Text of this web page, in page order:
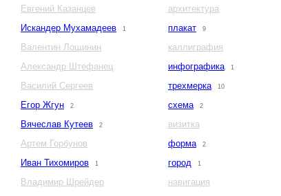
Евгений Казанцев
Искандер Мухамадеев
1
Валентин Лощинин
Александр Штефанец
Василий Сергеев
Егор Жгун
2
Вячеслав Кутеев 2
Артем Горбунов
Иван Тихомиров
1
Владимир Шрейдер
архитектура
плакат
9
каллиграфия
инфографика
1
трехмерка 10
схема 2
визитка
форма
2
город 1
навигация